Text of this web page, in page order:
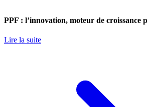
PPF : l’innovation, moteur de croissance
Lire la suite